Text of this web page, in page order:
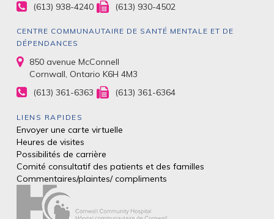
(613) 938-4240
(613) 930-4502
CENTRE COMMUNAUTAIRE DE SANTÉ MENTALE ET DE
DÉPENDANCES
850 avenue McConnell
Cornwall, Ontario K6H 4M3
(613) 361-6363
(613) 361-6364
LIENS RAPIDES
Envoyer une carte virtuelle
Heures de visites
Possibilités de carrière
Comité consultatif des patients et des familles
Commentaires/plaintes/compliments